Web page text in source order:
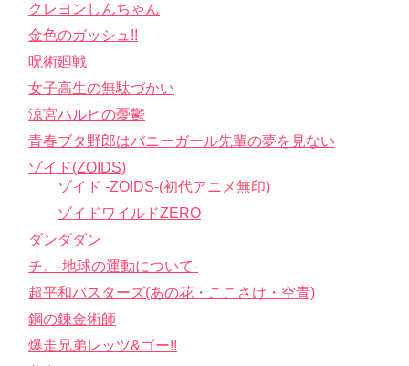
クレヨンしんちゃん
金色のガッシュ!!
呪術廻戦
女子高生の無駄づかい
涼宮ハルヒの憂鬱
青春ブタ野郎はバニーガール先輩の夢を見ない
ゾイド(ZOIDS)
ゾイド -ZOIDS-(初代アニメ無印)
ゾイドワイルドZERO
ダンダダン
チ。-地球の運動について-
超平和バスターズ(あの花・ここさけ・空青)
鋼の錬金術師
爆走兄弟レッツ&ゴー!!